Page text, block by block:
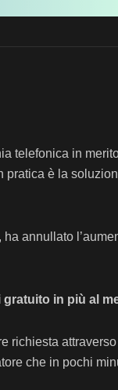
telefonica in
pratica è la
annullato
gratuito in più al
richiesta
che in pochi